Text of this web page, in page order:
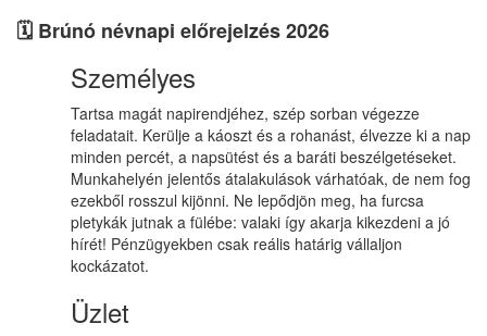
🗓️ Brúnó névnapi előrejelzés 2026
Személyes
Tartsa magát napirendjéhez, szép sorban végezze
feladatait. Kerülje a káoszt és a rohanást, élvezze ki a nap
minden percét, a napsütést és a baráti beszélgetéseket.
Munkahelyén jelentős átalakulások várhatóak, de nem fog
ezekből rosszul kijönni. Ne lepődjön meg, ha furcsa
pletykák jutnak a fülébe: valaki így akarja kikezdeni a jó
hírét! Pénzügyekben csak reális határig vállaljon
kockázatot.
Üzlet